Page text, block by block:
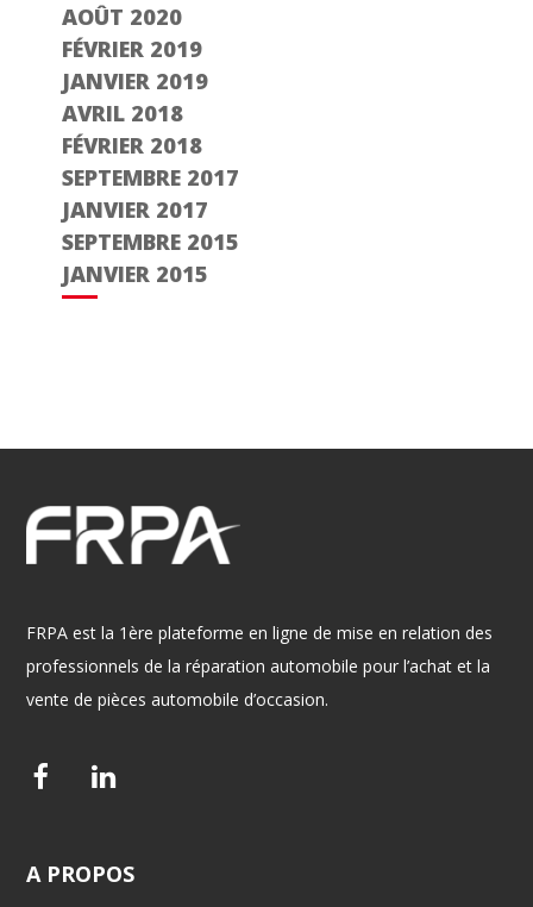
AOÛT 2020
FÉVRIER 2019
JANVIER 2019
AVRIL 2018
FÉVRIER 2018
SEPTEMBRE 2017
JANVIER 2017
SEPTEMBRE 2015
JANVIER 2015
FRPA est la 1ère plateforme en ligne de mise en relation des
professionnels de la réparation automobile pour l’achat et la
vente de pièces automobile d’occasion.
F
e
L
k
A PROPOS